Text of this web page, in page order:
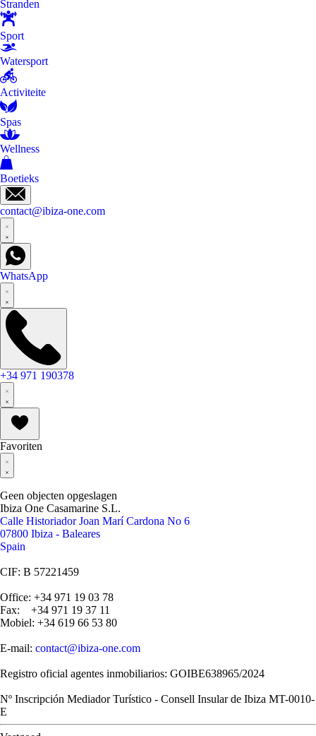
Stranden
Sport
Watersport
Activiteite
Spas
Wellness
Boetieks
contact@ibiza-one.com
WhatsApp
+34 971 190378
Favoriten
Geen objecten opgeslagen
Ibiza One Casamarine S.L.
Calle Historiador Joan Marí Cardona No 6
07800 Ibiza - Baleares
Spain
CIF: B 57221459
Office: +34 971 19 03 78
Fax: +34 971 19 37 11
Mobiel: +34 619 66 53 80
E-mail: contact@ibiza-one.com
Registro oficial agentes inmobiliarios: GOIBE638965/2024
Nº Inscripción Mediador Turístico - Consell Insular de Ibiza MT-0010-
E